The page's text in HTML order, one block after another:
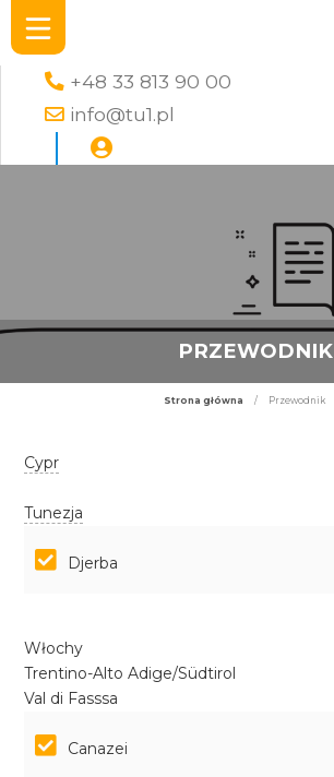
+48 33 813 90 00
info@tu1.pl
PRZEWODNIK
Strona główna /
Przewodnik
Cypr
Tunezja
Djerba
Włochy
Trentino-Alto Adige/Südtirol
Val di Fasssa
Canazei